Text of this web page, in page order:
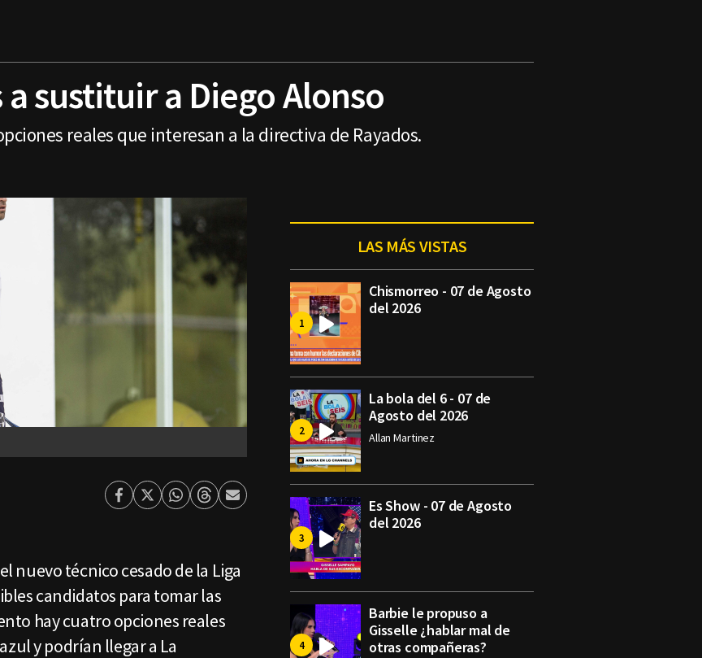
sustituir a Diego Alonso
reales que interesan a la directiva de Rayados.
Facebook
TwitterWhatsapp
ThreadsEnviar
nuevo técnico cesado de la Liga
candidatos para tomar las
hay cuatro opciones reales
y podrían llegar a La
LAS MÁS VISTAS
Chismorreo - 07 de Agosto
del 2026
La bola del 6 - 07 de
Agosto del 2026
Allan Martinez
Es Show - 07 de Agosto
del 2026
Barbie le propuso a
Gisselle ¿hablar mal de
otras compañeras?